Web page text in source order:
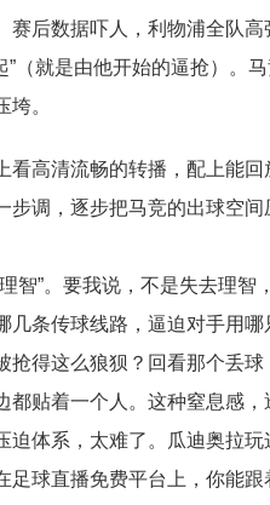
后数据吓人，利物浦全队
（就是由他开始的逼抢）。
。
高清流畅的转播，配上能
调，逐步把马竞的出球空
智”。要我说，不是失去理
条传球线路，逼迫对手用哪
得这么狼狈？回看那个丢
贴着一个人。这种窒息感，
体系，太难了。瓜迪奥拉
球直播免费平台上，你能